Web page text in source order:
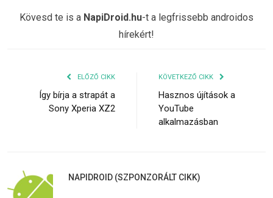
Kövesd te is a NapiDroid.hu-t a legfrissebb androidos
hírekért!
ELŐZŐ CIKK
Így bírja a strapát a
Sony Xperia XZ2
KÖVETKEZŐ CIKK
Hasznos újítások a
YouTube
alkalmazásban
NAPIDROID (SZPONZORÁLT CIKK)